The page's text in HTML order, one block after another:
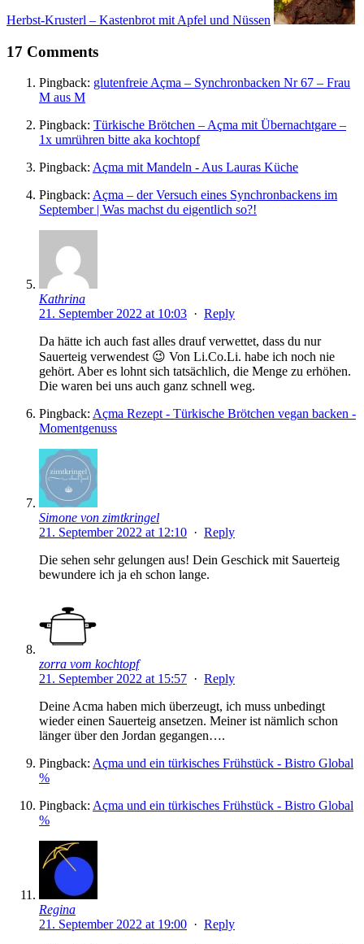
Herbst-Krusterl – Kastenbrot mit Apfel und Nüssen
17 Comments
Pingback: glutenfreie Açma – Synchronbacken Nr 67 – Frau
M aus M
Pingback: Türkische Brötchen – Açma mit Übernachtgare –
1x umrühren bitte aka kochtopf
Pingback: Açma mit Mandeln - Aus Lauras Küche
Pingback: Açma – der Versuch eines Synchronbackens im
September | Was machst du eigentlich so?!
Kathrina
21. September 2022 at 10:03 · Reply
Da hätte ich auch fast alles drauf verwettet, dass du nur
Sauerteig verwendest 😉 Von Li.Co.Li. habe ich noch nie
gehört. Aber es lohnt sich tatsächlich, die Menge zu erhöhen.
Die waren bei uns auch ganz schnell weg.
Pingback: Açma Rezept - Türkische Brötchen vegan backen -
Momentgenuss
Simone von zimtkringel
21. September 2022 at 12:10 · Reply
Die sehen sehr gelungen aus! Dein Geschick mit Sauerteig
bewundere ich ja eh schon lange.
zorra vom kochtopf
21. September 2022 at 15:57 · Reply
Deine Acma haben mich überzeugt, ich muss unbedingt
wieder einen Sauerteig ansetzen. Meiner ist nämlich schon
länger über den Jordan gegangen….
Pingback: Açma und ein türkisches Frühstück - Bistro Global
%
Pingback: Açma und ein türkisches Frühstück - Bistro Global
%
Regina
21. September 2022 at 19:00 · Reply